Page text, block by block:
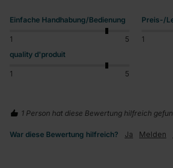
Einfache Handhabung/Bedienung
1 5
Preis-/
1
quality d'produit
1 5
1 Person hat diese Bewertung hilfreich
War diese Bewertung hilfreich? Ja Melden